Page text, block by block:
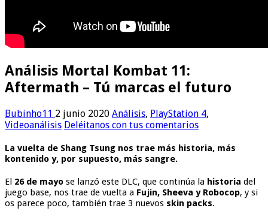
Análisis Mortal Kombat 11:
Aftermath – Tú marcas el futuro
Bubinho11 2 junio 2020 Análisis, PlayStation 4,
Videoanálisis Deléitanos con tus comentarios
La vuelta de Shang Tsung nos trae más historia, más
kontenido y, por supuesto, más sangre.
El 26 de mayo se lanzó este DLC, que continúa la historia del
juego base, nos trae de vuelta a Fujin, Sheeva y Robocop, y si
os parece poco, también trae 3 nuevos skin packs.